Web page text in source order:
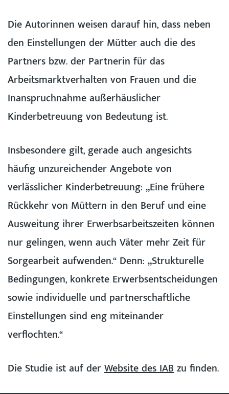
Die Autorinnen weisen darauf hin, dass neben
den Einstellungen der Mütter auch die des
Partners bzw. der Partnerin für das
Arbeitsmarktverhalten von Frauen und die
Inanspruchnahme außerhäuslicher
Kinderbetreuung von Bedeutung ist.
Insbesondere gilt, gerade auch angesichts
häufig unzureichender Angebote von
verlässlicher Kinderbetreuung: „Eine frühere
Rückkehr von Müttern in den Beruf und eine
Ausweitung ihrer Erwerbsarbeitszeiten können
nur gelingen, wenn auch Väter mehr Zeit für
Sorgearbeit aufwenden.“ Denn: „Strukturelle
Bedingungen, konkrete Erwerbsentscheidungen
sowie individuelle und partnerschaftliche
Einstellungen sind eng miteinander
verflochten.“
Die Studie ist auf derWebsite des IABzu finden.